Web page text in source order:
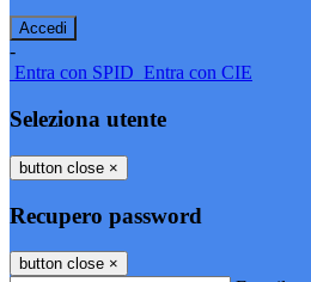
-
Entra con SPID Entra con CIE
Seleziona utente
button close ×
Recupero password
button close ×